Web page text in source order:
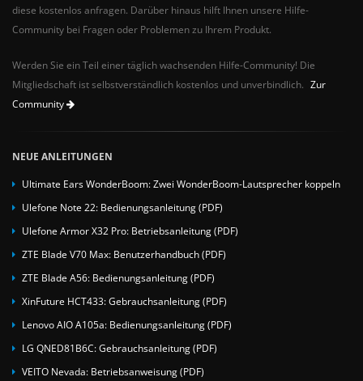
diese kostenlos anfragen. Darüber hinaus hilft Ihnen unsere Hilfe-
Community bei Fragen oder Problemen zu Ihrem Produkt.
Werden Sie ein Teil einer täglich wachsenden Hilfe-Community! Die
Mitgliedschaft ist selbstverständlich kostenlos und unverbindlich. Zur
Community
NEUE ANLEITUNGEN
Ultimate Ears WonderBoom: Zwei WonderBoom-Lautsprecher koppeln
Ulefone Note 22: Bedienungsanleitung (PDF)
Ulefone Armor X32 Pro: Betriebsanleitung (PDF)
ZTE Blade V70 Max: Benutzerhandbuch (PDF)
ZTE Blade A56: Bedienungsanleitung (PDF)
XinFuture HCT433: Gebrauchsanleitung (PDF)
Lenovo AIO A105a: Bedienungsanleitung (PDF)
LG QNED81B6C: Gebrauchsanleitung (PDF)
VEITO Nevada: Betriebsanweisung (PDF)